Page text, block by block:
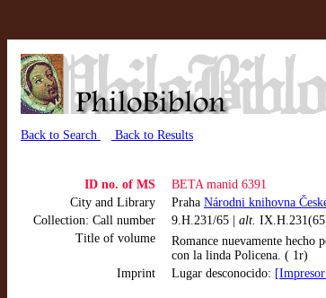
Back to Search Back to Results
ID no. of MS
BETA manid 6391
City and Library
Praha Národni knihovna
Collection: Call number
9.H.231/65 | alt.
Title of volume
Romance nuevamente hecho
con la linda Policena. ( 1r)
Imprint
Lugar desconocido: